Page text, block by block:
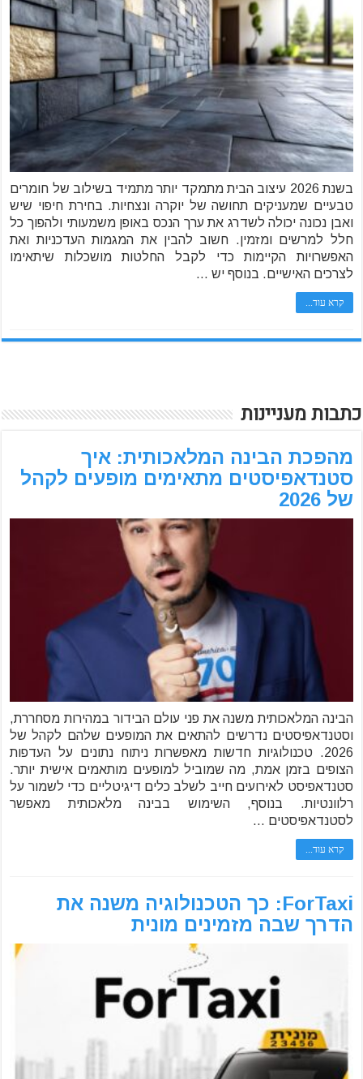
בשנת 2026 עיצוב הבית מתמקד יותר מתמיד בשילוב של חומרים
טבעיים שמעניקים תחושה של יוקרה ונצחיות. בחירת חיפוי שיש
ואבן נכונה יכולה לשדרג את ערך הנכס באופן משמעותי ולהפוך כל
חלל למרשים ומזמין. חשוב להבין את המגמות העדכניות ואת
האפשרויות הקיימות כדי לקבל החלטות מושכלות שיתאימו
לצרכים האישיים. בנוסף יש …
קרא עוד...
כתבות מעניינות
מהפכת הבינה המלאכותית: איך
סטנדאפיסטים מתאימים מופעים לקהל
של 2026
הבינה המלאכותית משנה את פני עולם הבידור במהירות מסחררת,
וסטנדאפיסטים נדרשים להתאים את המופעים שלהם לקהל של
2026. טכנולוגיות חדשות מאפשרות ניתוח נתונים על העדפות
הצופים בזמן אמת, מה שמוביל למופעים מותאמים אישית יותר.
סטנדאפיסט לאירועים חייב לשלב כלים דיגיטליים כדי לשמור על
רלוונטיות. בנוסף, השימוש בבינה מלאכותית מאפשר
לסטנדאפיסטים …
קרא עוד...
ForTaxi: כך הטכנולוגיה משנה את
הדרך שבה מזמינים מונית